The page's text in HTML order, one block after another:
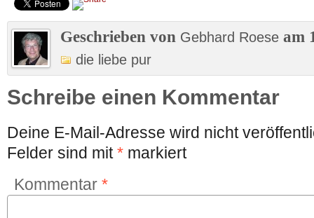
Geschrieben von Gebhard Roese am
die liebe pur
Schreibe einen Kommentar
Deine E-Mail-Adresse wird nicht
Felder sind mit* markiert
Kommentar *